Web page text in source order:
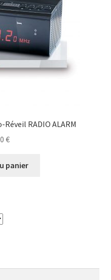
Réveil RADIO ALARM
€
panier